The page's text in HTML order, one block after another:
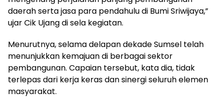
daerah serta jasa para pendahulu di Bumi Sriwijaya,”
ujar Cik Ujang di sela kegiatan.
Menurutnya, selama delapan dekade Sumsel telah
menunjukkan kemajuan di berbagai sektor
pembangunan. Capaian tersebut, kata dia, tidak
terlepas dari kerja keras dan sinergi seluruh elemen
masyarakat.